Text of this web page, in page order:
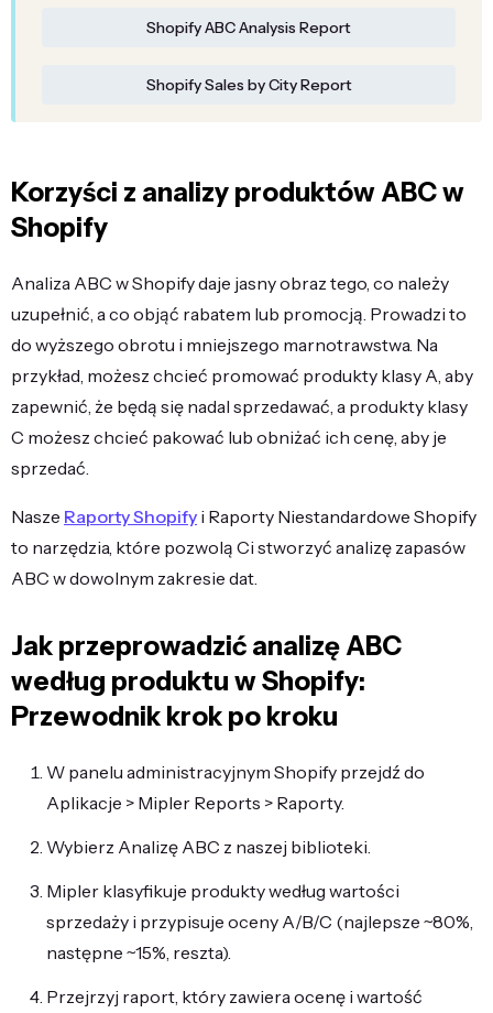
Shopify ABC Analysis Report
Shopify Sales by City Report
Korzyści z analizy produktów ABC w
Shopify
Analiza ABC w Shopify daje jasny obraz tego, co należy
uzupełnić, a co objąć rabatem lub promocją. Prowadzi to
do wyższego obrotu i mniejszego marnotrawstwa. Na
przykład, możesz chcieć promować produkty klasy A, aby
zapewnić, że będą się nadal sprzedawać, a produkty klasy
C możesz chcieć pakować lub obniżać ich cenę, aby je
sprzedać.
Nasze Raporty Shopify i Raporty Niestandardowe Shopify
to narzędzia, które pozwolą Ci stworzyć analizę zapasów
ABC w dowolnym zakresie dat.
Jak przeprowadzić analizę ABC
według produktu w Shopify:
Przewodnik krok po kroku
W panelu administracyjnym Shopify przejdź do
Aplikacje > Mipler Reports > Raporty.
Wybierz Analizę ABC z naszej biblioteki.
Mipler klasyfikuje produkty według wartości
sprzedaży i przypisuje oceny A/B/C (najlepsze ~80%,
następne ~15%, reszta).
Przejrzyj raport, który zawiera ocenę i wartość